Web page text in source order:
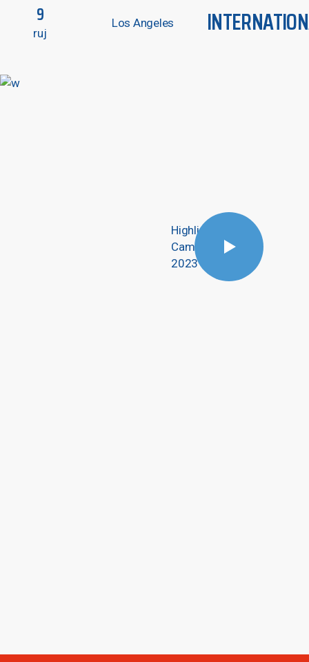
9
ruj
Los Angeles
Highlights
Camp Tour
2023